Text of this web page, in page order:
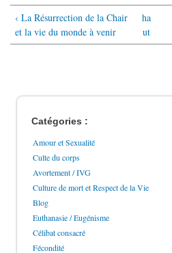
‹ La Résurrection de la Chair
et la vie du monde à venir
ha
ut
Catégories :
Amour et Sexualité
Culte du corps
Avortement / IVG
Culture de mort et Respect de la Vie
Blog
Euthanasie / Eugénisme
Célibat consacré
Fécondité